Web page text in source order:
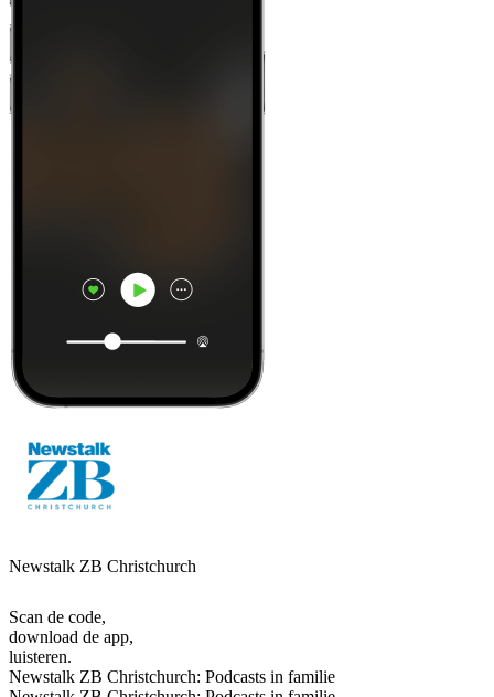
Newstalk ZB Christchurch
Scan de code,
download de app,
luisteren.
Newstalk ZB Christchurch: Podcasts in familie